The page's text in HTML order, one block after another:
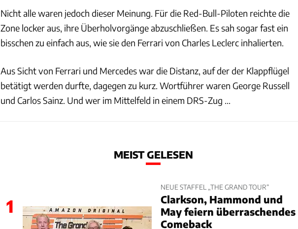
Nicht alle waren jedoch dieser Meinung. Für die Red-Bull-Piloten reichte die
Zone locker aus, ihre Überholvorgänge abzuschließen. Es sah sogar fast ein
bisschen zu einfach aus, wie sie den Ferrari von Charles Leclerc inhalierten.
Aus Sicht von Ferrari und Mercedes war die Distanz, auf der der Klappflügel
betätigt werden durfte, dagegen zu kurz. Wortführer waren George Russell
und Carlos Sainz. Und wer im Mittelfeld in einem DRS-Zug ...
MEIST GELESEN
1
NEUE STAFFEL „THE GRAND TOUR“
Clarkson, Hammond und
May feiern überraschendes
Comeback